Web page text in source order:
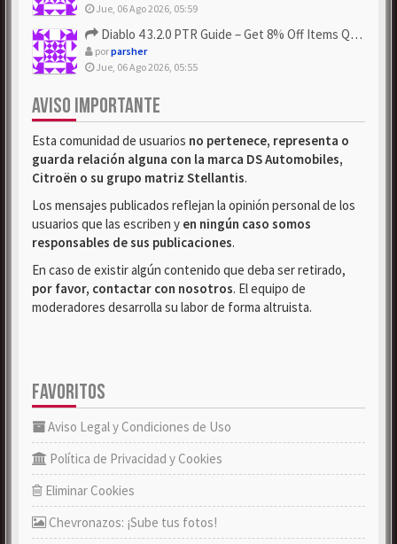
Jue, 06 Ago 2026, 05:59
Diablo 4 3.2.0 PTR Guide – Get 8% Off Items Quickly to Test ...
porparsher
Jue, 06 Ago 2026, 05:55
AVISO IMPORTANTE
Esta comunidad de usuarios no pertenece, representa o
guarda relación alguna con la marca DS Automobiles,
Citroën o su grupo matriz Stellantis.
Los mensajes publicados reflejan la opinión personal de los
usuarios que las escriben y en ningún caso somos
responsables de sus publicaciones.
En caso de existir algún contenido que deba ser retirado,
por favor, contactar con nosotros. El equipo de
moderadores desarrolla su labor de forma altruista.
FAVORITOS
Aviso Legal y Condiciones de Uso
Política de Privacidad y Cookies
Eliminar Cookies
Chevronazos: ¡Sube tus fotos!